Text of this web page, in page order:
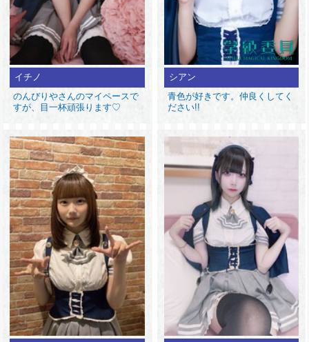
イチノ
のんびりやさんのマイペースで
すが、目一杯頑張ります♡
シアン
青色が好きです。仲良くしてく
ださい!!